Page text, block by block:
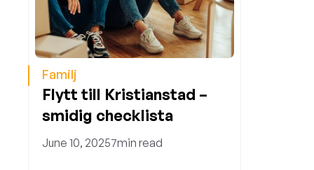
Familj
Flytt till Kristianstad –
smidig checklista
June 10, 20257min read